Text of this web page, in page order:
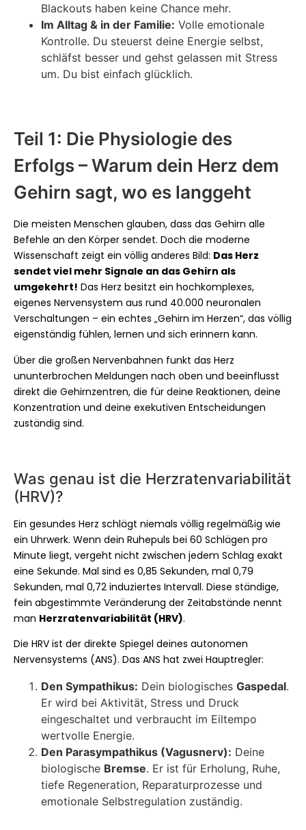
Blackouts haben keine Chance mehr.
Im Alltag & in der Familie: Volle emotionale
Kontrolle. Du steuerst deine Energie selbst,
schläfst besser und gehst gelassen mit Stress
um. Du bist einfach glücklich.
Teil 1: Die Physiologie des
Erfolgs – Warum dein Herz dem
Gehirn sagt, wo es langgeht
Die meisten Menschen glauben, dass das Gehirn alle
Befehle an den Körper sendet. Doch die moderne
Wissenschaft zeigt ein völlig anderes Bild: Das Herz
sendet viel mehr Signale an das Gehirn als
umgekehrt! Das Herz besitzt ein hochkomplexes,
eigenes Nervensystem aus rund 40.000 neuronalen
Verschaltungen – ein echtes „Gehirn im Herzen“, das völlig
eigenständig fühlen, lernen und sich erinnern kann.
Über die großen Nervenbahnen funkt das Herz
ununterbrochen Meldungen nach oben und beeinflusst
direkt die Gehirnzentren, die für deine Reaktionen, deine
Konzentration und deine exekutiven Entscheidungen
zuständig sind.
Was genau ist die Herzratenvariabilität
(HRV)?
Ein gesundes Herz schlägt niemals völlig regelmäßig wie
ein Uhrwerk. Wenn dein Ruhepuls bei 60 Schlägen pro
Minute liegt, vergeht nicht zwischen jedem Schlag exakt
eine Sekunde. Mal sind es 0,85 Sekunden, mal 0,79
Sekunden, mal 0,72 induziertes Intervall. Diese ständige,
fein abgestimmte Veränderung der Zeitabstände nennt
man Herzratenvariabilität (HRV).
Die HRV ist der direkte Spiegel deines autonomen
Nervensystems (ANS). Das ANS hat zwei Hauptregler:
Den Sympathikus: Dein biologisches Gaspedal.
Er wird bei Aktivität, Stress und Druck
eingeschaltet und verbraucht im Eiltempo
wertvolle Energie.
Den Parasympathikus (Vagusnerv): Deine
biologische Bremse. Er ist für Erholung, Ruhe,
tiefe Regeneration, Reparaturprozesse und
emotionale Selbstregulation zuständig.